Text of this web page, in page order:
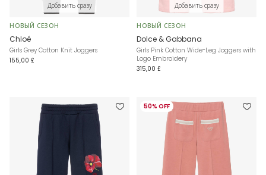
Добавить сразу
НОВЫЙ СЕЗОН
Chloé
Girls Grey Cotton Knit Joggers
155,00 £
Добавить сразу
НОВЫЙ СЕЗОН
Dolce & Gabbana
Girls Pink Cotton Wide-Leg Joggers with
Logo Embroidery
315,00 £
50% OFF